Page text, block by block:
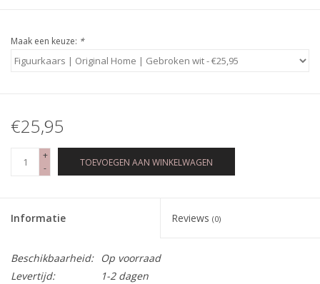
Maak een keuze: *
€25,95
+
-
TOEVOEGEN AAN WINKELWAGEN
Informatie Reviews (0)
Beschikbaarheid:
Op voorraad
Levertijd:
1-2 dagen